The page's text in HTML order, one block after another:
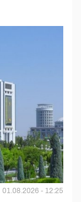
01.08.2026 - 12:25